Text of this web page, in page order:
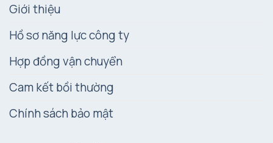
Giới thiệu
Hồ sơ năng lực công ty
Hợp đồng vận chuyển
Cam kết bồi thường
Chính sách bảo mật